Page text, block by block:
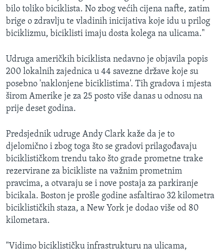
bilo toliko biciklista. No zbog većih cijena nafte, zatim
brige o zdravlju te vladinih inicijativa koje idu u prilog
biciklizmu, biciklisti imaju dosta kolega na ulicama."
Udruga američkih biciklista nedavno je objavila popis
200 lokalnih zajednica u 44 savezne države koje su
posebno 'naklonjene biciklistima'. Tih gradova i mjesta
širom Amerike je za 25 posto više danas u odnosu na
prije deset godina.
Predsjednik udruge Andy Clark kaže da je to
djelomično i zbog toga što se gradovi prilagođavaju
biciklističkom trendu tako što grade prometne trake
rezervirane za bicikliste na važnim prometnim
pravcima, a otvaraju se i nove postaja za parkiranje
bicikala. Boston je prošle godine asfaltirao 32 kilometra
biciklističkih staza, a New York je dodao više od 80
kilometara.
"Vidimo biciklističku infrastrukturu na ulicama,